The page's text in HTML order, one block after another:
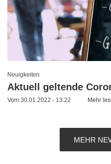
Neuigkeiten
Aktuell geltende
Vom 30.01.2022 - 13:22 Mehr
MEHR